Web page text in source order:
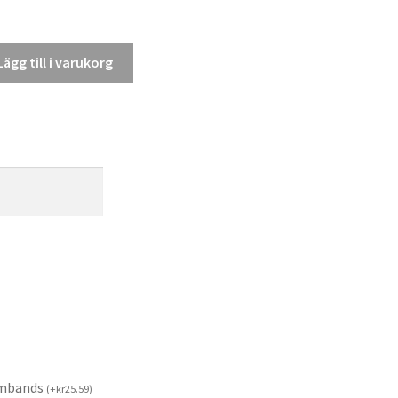
till i varukorg
(+kr25.59)